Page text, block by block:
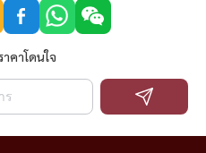
的合同。
4644
คาโดนใจ